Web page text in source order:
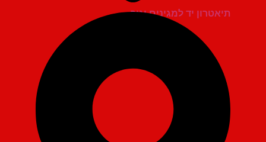
תיאטרון יד למגינים יגור